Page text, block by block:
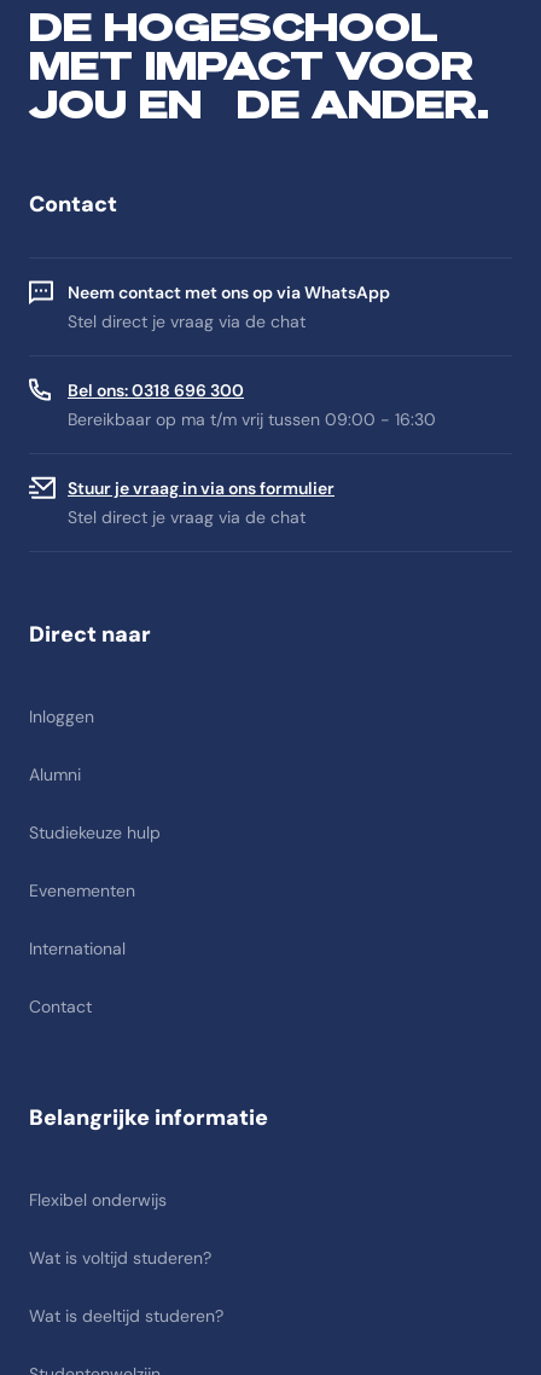
DE HOGESCHOOL
MET IMPACT VOOR
JOU EN DE ANDER.
Contact
Neem contact met ons op via WhatsApp
Stel direct je vraag via de chat
Bel ons: 0318 696 300
Bereikbaar op ma t/m vrij tussen 09:00 - 16:30
Stuur je vraag in via ons formulier
Stel direct je vraag via de chat
Direct naar
Inloggen
Alumni
Studiekeuze hulp
Evenementen
International
Contact
Belangrijke informatie
Flexibel onderwijs
Wat is voltijd studeren?
Wat is deeltijd studeren?